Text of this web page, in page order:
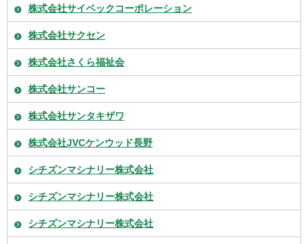
株式会社サイベックコーポレーション
株式会社サクセン
株式会社さくら福祉会
株式会社サンコー
株式会社サンタキザワ
株式会社JVCケンウッド長野
シチズンマシナリー株式会社
シチズンマシナリー株式会社
シチズンマシナリー株式会社